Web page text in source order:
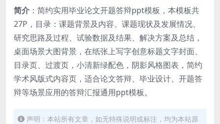
简介 ：简约实用毕业论文开题答辩ppt模板，本模板共
27P，目录：课题背景及内容、课题现状及发展情况、
研究思路及过程、试验数据及结果、解决方案及总结，
桌面场景大图背景，在纸张上写字创意标题文字封面、
目录页、过渡页，小清新绿配色，阴影风格图表，简约
学术风版式内容页，适合论文答辩、毕业设计、开题答
辩等场景应用的答辩汇报通用ppt模板。
声明：本站所有文章，如无特殊说明或标注，均为本站原